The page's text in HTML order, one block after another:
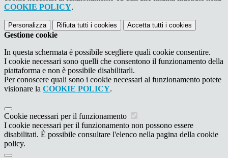
COOKIE POLICY.
Personalizza Rifiuta tutti i cookies Accetta tutti i cookies
Gestione cookie
In questa schermata è possibile scegliere quali cookie consentire.
I cookie necessari sono quelli che consentono il funzionamento della
piattaforma e non è possibile disabilitarli.
Per conoscere quali sono i cookie necessari al funzionamento potete
visionare la COOKIE POLICY.
Cookie necessari per il funzionamento
I cookie necessari per il funzionamento non possono essere
disabilitati. È possibile consultare l'elenco nella pagina della cookie
policy.